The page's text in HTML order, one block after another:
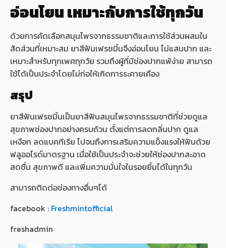
อ่อนโยน เหมาะกับการใช้ทุกวัน
ด้วยการคัดเลือกสมุนไพรจากธรรมชาติและการใช้ส่วนผสมใน
สัดส่วนที่เหมาะสม ยาสีฟันเฟรชมิ้นจึงอ่อนโยน ไม่แสบปาก และ
เหมาะสำหรับทุกเพศทุกวัย รวมถึงผู้ที่มีช่องปากแพ้ง่าย สามารถ
ใช้ได้เป็นประจำโดยไม่ก่อให้เกิดการระคายเคือง
สรุป
ยาสีฟันเฟรชมิ้นเป็นยาสีฟันสมุนไพรจากธรรมชาติที่ช่วยดูแล
สุขภาพช่องปากอย่างครบถ้วน ตั้งแต่การลดกลิ่นปาก ดูแล
เหงือก ลดแบคทีเรีย ไปจนถึงการเสริมความแข็งแรงให้ฟันด้วย
ฟลูออไรด์มาตรฐาน เมื่อใช้เป็นประจำจะช่วยให้ช่องปากสะอาด
สดชื่น สุขภาพดี และเพิ่มความมั่นใจในรอยยิ้มได้ในทุกวัน
สามารถติดต่อช่องทางอื่นๆได้
facebook : Freshmintofficial
freshadmin